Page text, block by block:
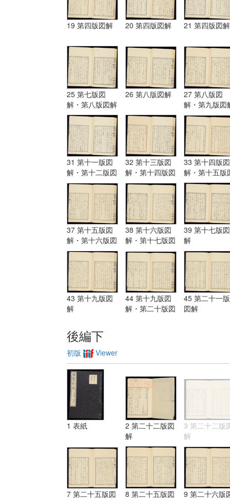
19 第四版図解 20 第四版図解 21 第四版図解
25 第七版図
解・第八版図解
26 第八版図解
27 第八版図
解・第九版図
31 第十一版図
解・第十二版図
解・第十三版図
解
32 第十三版図
解・第十四版図
解
33 第十四版図
解・第十五版
解
37 第十五版図
解・第十六版図
解
38 第十六版図
解・第十七版図
解
39 第十七版図
解
43 第十九版図
解
44 第十九版図
解・第二十版図
45 第二十一版
図解
後編下
初版 Viewer
1 表紙
2 第二十二版図
解
3 第二十二版
解
7 第二十五版図
8 第二十五版図
9 第二十六版